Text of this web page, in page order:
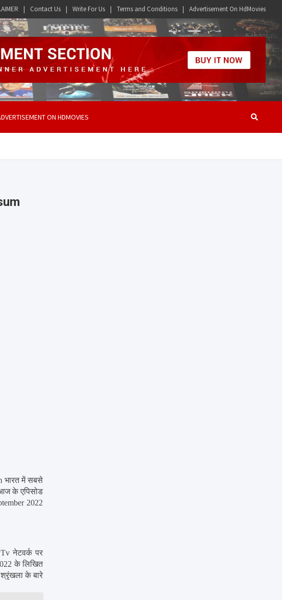
Contact Us Write For Us Terms and Conditions Advertisement On HdMovies
ON HDMOVIES
भारत में सबसे
के एपिसोड
2022
नेटवर्क पर
के लिखित
के बारे